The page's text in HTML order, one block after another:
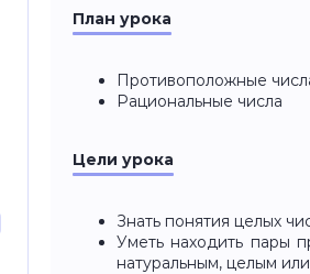
План урока
Противоположные
Рациональные числа
Цели урока
Знать понятия целых
Уметь находить пары
натуральным, целым